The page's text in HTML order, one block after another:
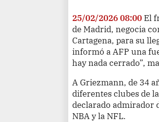
25/02/2026 08:00 El
de Madrid, negocia
Cartagena, para su
informó a AFP una
hay nada cerrado”,
A Griezmann, de 34
diferentes clubes de
declarado admirador
NBA y la NFL.